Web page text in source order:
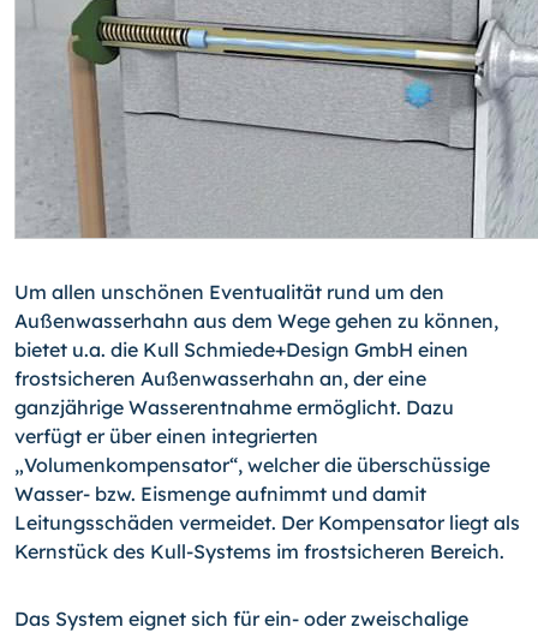
Um allen unschönen Eventualität rund um den
Außenwasserhahn aus dem Wege ge­hen zu können,
bietet u.a. die Kull Schmiede+Design GmbH einen
frostsicheren Außen­wasserhahn an, der eine
ganzjährige Wasserentnahme ermöglicht. Dazu
verfügt er über einen integrierten
„Volumenkompensator“, welcher die überschüssige
Wasser- bzw. Eismenge aufnimmt und damit
Leitungsschäden vermeidet. Der Kompensator liegt als
Kernstück des Kull-Systems im frostsicheren Bereich.
Das System eignet sich für ein- oder zweischalige